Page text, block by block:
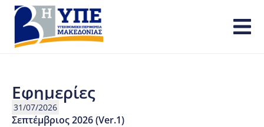
Εφημερίες
31/07/2026
Σεπτέμβριος 2026 (Ver.1)